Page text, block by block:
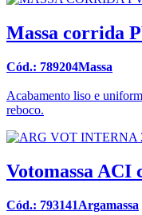
Massa corrida
Cód.: 789204Massa
Acabamento liso e
reboco.
Votomassa ACI
Cód.: 793141Argamassa